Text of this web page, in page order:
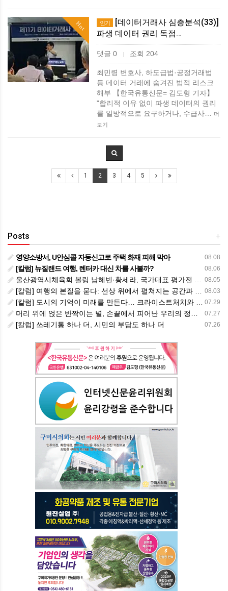
Hot 인기
[데이터거래사 심층분석(33)]
파생 데이터 권리 독점…
댓글 0 | 조회 204
최민령 변호사, 하도급법·공정거래법
등 데이터 거래에 숨겨진 법적 리스크
해부 【한국유통신문= 김도형 기자】
"합리적 이유 없이 파생 데이터의 권리
를 일방적으로 요구하거나, 수급사…
더
보기
1 2 3 4 5
+
Posts
08.08
영양소방서, U안심콜 자동신고로 주택 화재 피해 막아
08.06
[칼럼] 뉴질랜드 여행, 렌터카 대신 차를 사볼까?
08.05
울산광역시체육회 볼링 남혜빈·황세라, 국가대표 평가전 통과… ‘아시아선수권 출전’
08.03
[칼럼] 여행의 본질을 묻다: 선상 위에서 펼쳐지는 공간과 사람, 그리고 미식의 미학
07.29
[칼럼] 도시의 기억이 미래를 만든다… 크라이스트처치와 한국 도시가 주는 교훈
07.27
머리 위에 얹은 반짝이는 별, 손끝에서 피어난 우리의 정체성
07.26
[칼럼] 쓰레기통 하나 더, 시민의 부담도 하나 더